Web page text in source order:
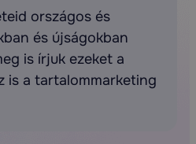
országos és
és újságokban
is írjuk ezeket a
is a tartalommarketing